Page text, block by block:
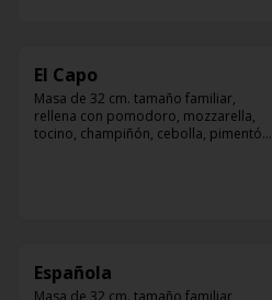
El Capo
Masa de 32 cm. tamaño familiar,
rellena con pomodoro, mozzarella,
tocino, champiñón, cebolla, pimentón,
Española
Masa de 32 cm. tamaño familiar,